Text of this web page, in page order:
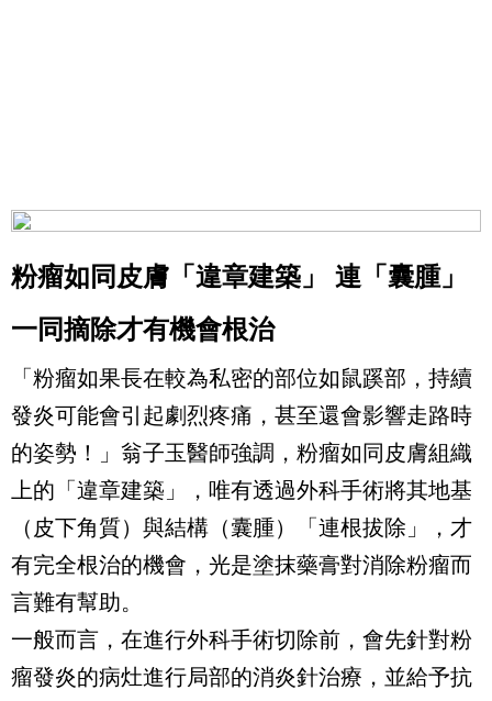
粉瘤如同皮膚「違章建築」 連「囊腫」
一同摘除才有機會根治
「粉瘤如果長在較為私密的部位如鼠蹊部，持續
發炎可能會引起劇烈疼痛，甚至還會影響走路時
的姿勢！」翁子玉醫師強調，粉瘤如同皮膚組織
上的「違章建築」，唯有透過外科手術將其地基
（皮下角質）與結構（囊腫）「連根拔除」，才
有完全根治的機會，光是塗抹藥膏對消除粉瘤而
言難有幫助。
一般而言，在進行外科手術切除前，會先針對粉
瘤發炎的病灶進行局部的消炎針治療，並給予抗